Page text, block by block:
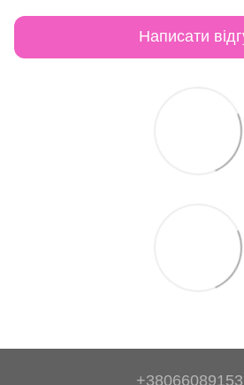
Написати